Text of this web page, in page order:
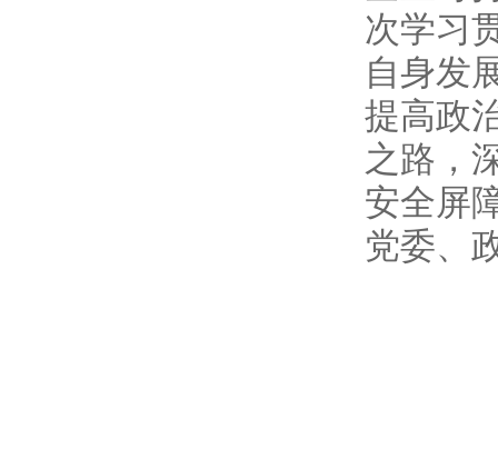
次学习
自身发
提高政
之路，
安全屏
党委、